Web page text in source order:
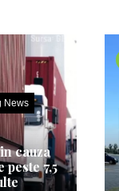
News
cauza
7,5